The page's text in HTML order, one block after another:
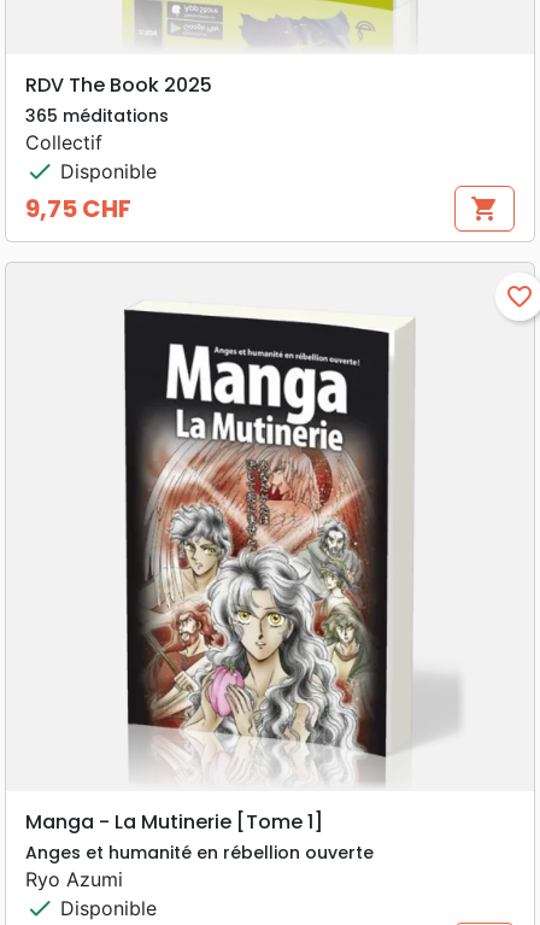
RDV The Book 2025
365 méditations
Collectif
check Disponible
Prix
9,75 CHF shopping_cart
favorite_border
Manga - La Mutinerie [Tome 1]
Anges et humanité en rébellion ouverte
Ryo Azumi
check Disponible